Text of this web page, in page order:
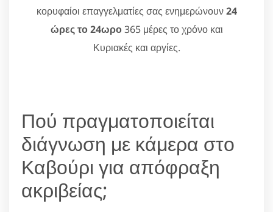
κορυφαίοι επαγγελματίες σας ενημερώνουν24
ώρες το 24ωρο365 μέρες το χρόνο και
Κυριακές και αργίες.
Πού πραγματοποιείται
διάγνωση με κάμερα στο
Καβούρι για απόφραξη
ακριβείας;